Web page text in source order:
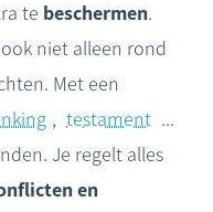
te beschermen.
niet alleen rond
Met een
, testament ...
Je regelt alles
en